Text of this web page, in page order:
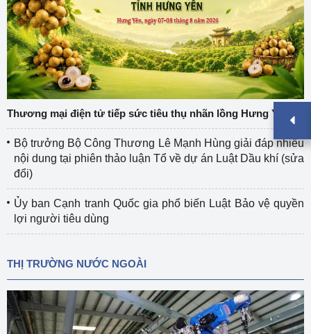
Thương mại điện tử tiếp sức tiêu thụ nhãn lồng Hưng Yên
Bộ trưởng Bộ Công Thương Lê Mạnh Hùng giải đáp nhiều
nội dung tại phiên thảo luận Tổ về dự án Luật Dầu khí (sửa
đổi)
Ủy ban Cạnh tranh Quốc gia phổ biến Luật Bảo vệ quyền
lợi người tiêu dùng
THỊ TRƯỜNG NƯỚC NGOÀI